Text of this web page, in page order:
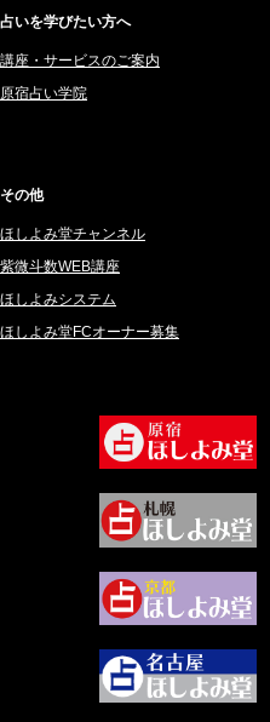
桜望巴千 (270)
綺咲みゆき (22)
比呂 酒井 (59)
ロザリン (157)
坂宮 鈴果 (82)
尾羽奈美海 (95)
藻那ムール (2)
白丸モカ (180)
水浅葱 旬時 (150)
阿佐霧 峰麿 (37)
源 彩乃 (65)
2024年12月 (57)
2024年11月 (38)
2024年10月 (36)
2024年9月 (39)
2024年8月 (45)
2024年5月 (92)
2024年3月 (49)
2024年2月 (40)
2024年1月 (63)
2023年12月 (86)
2023年11月 (67)
2023年10月 (36)
占いを学びたい方へ
講座・サービスのご案内
原宿占い学院
その他
ほしよみ堂チャンネル
紫微斗数WEB講座
ほしよみシステム
ほしよみ堂FCオーナー募集